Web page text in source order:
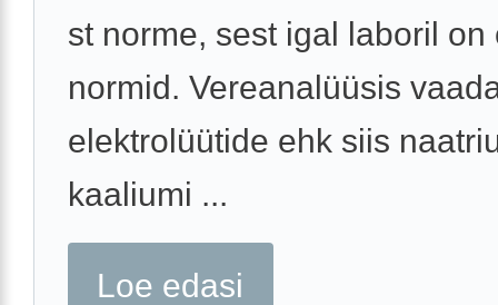
st norme, sest igal laboril on
normid. Vereanalüüsis
elektrolüütide ehk siis
kaaliumi ...
Loe edasi